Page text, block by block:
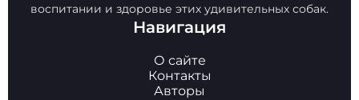
воспитании и здоровье этих удивительных собак.
Навигация
О сайте
Контакты
Авторы